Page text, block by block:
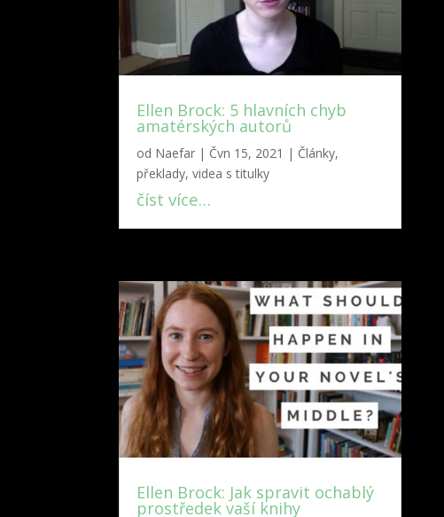
Ellen Brock: 5 hlavních chyb
amatérských autorů
od Naefar | Čvn 15, 2021 | Články,
překlady, videa s titulky
číst více…
Ellen Brock: Jak spravit ochablý
prostředek vaší knihy